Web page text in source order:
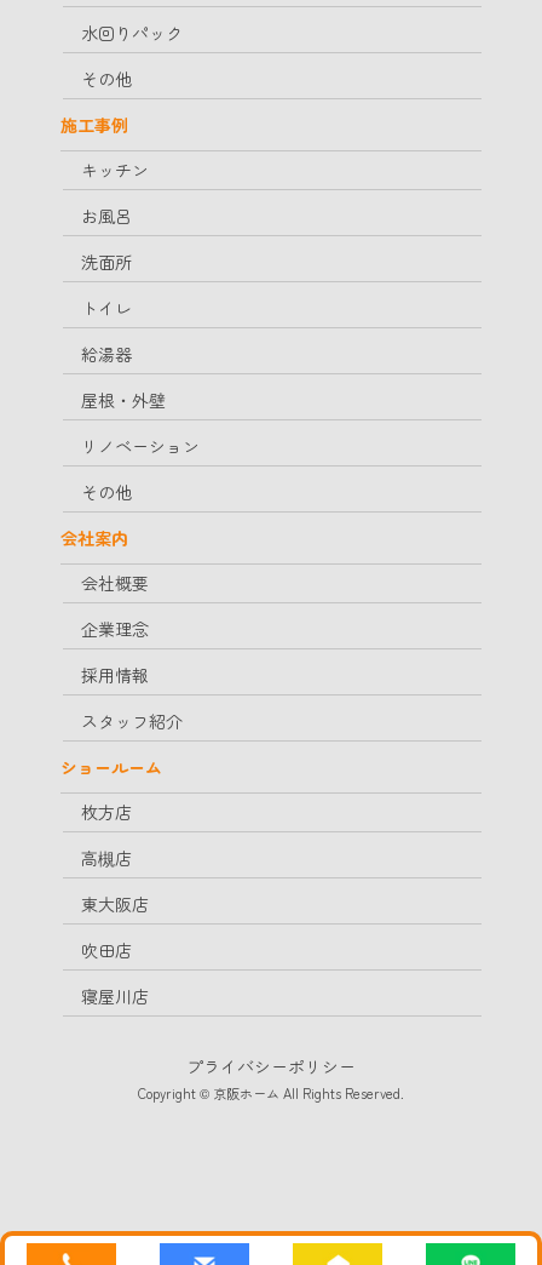
水回りパック
その他
施工事例
キッチン
お風呂
洗面所
トイレ
給湯器
屋根・外壁
リノベーション
その他
会社案内
会社概要
企業理念
採用情報
スタッフ紹介
ショールーム
枚方店
高槻店
東大阪店
吹田店
寝屋川店
プライバシーポリシー
Copyright © 京阪ホーム All Rights Reserved.